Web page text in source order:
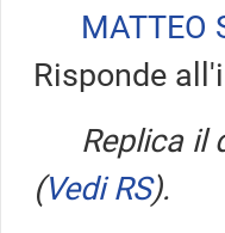
MATTEO
Risponde
Replica il
(Vedi RS).